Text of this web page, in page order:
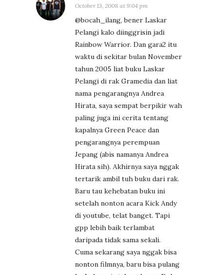
October 13, 2008 at 9:04 pm
@bocah_ilang, bener Laskar
Pelangi kalo diinggrisin jadi
Rainbow Warrior. Dan gara2 itu
waktu di sekitar bulan November
tahun 2005 liat buku Laskar
Pelangi di rak Gramedia dan liat
nama pengarangnya Andrea
Hirata, saya sempat berpikir wah
paling juga ini cerita tentang
kapalnya Green Peace dan
pengarangnya perempuan
Jepang (abis namanya Andrea
Hirata sih). Akhirnya saya nggak
tertarik ambil tuh buku dari rak.
Baru tau kehebatan buku ini
setelah nonton acara Kick Andy
di youtube, telat banget. Tapi
gpp lebih baik terlambat
daripada tidak sama sekali.
Cuma sekarang saya nggak bisa
nonton filmnya, baru bisa pulang